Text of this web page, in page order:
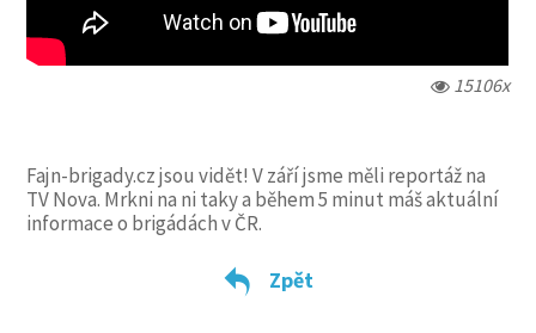
15106x
Fajn-brigady.cz jsou vidět! V září jsme měli reportáž na
TV Nova. Mrkni na ni taky a během 5 minut máš aktuální
informace o brigádách v ČR.
Zpět